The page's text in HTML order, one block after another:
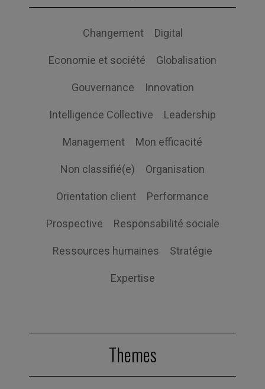
Changement Digital
Economie et société Globalisation
Gouvernance Innovation
Intelligence Collective Leadership
Management Mon efficacité
Non classifié(e) Organisation
Orientation client Performance
Prospective Responsabilité sociale
Ressources humaines Stratégie
Expertise
Themes